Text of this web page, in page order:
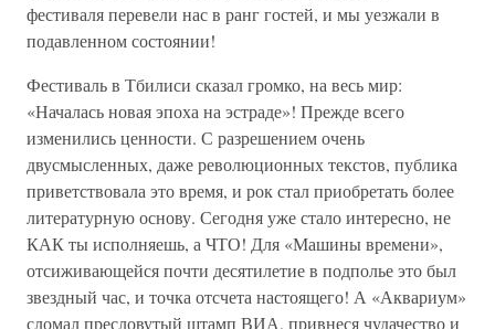
фестиваля перевели нас в ранг гостей, и мы уезжали в
подавленном состоянии!
Фестиваль в Тбилиси сказал громко, на весь мир:
«Началась новая эпоха на эстраде»! Прежде всего
изменились ценности. С разрешением очень
двусмысленных, даже революционных текстов, публика
приветствовала это время, и рок стал приобретать более
литературную основу. Сегодня уже стало интересно, не
КАК ты исполняешь, а ЧТО! Для «Машины времени»,
отсиживающейся почти десятилетие в подполье это был
звездный час, и точка отсчета настоящего! А «Аквариум»
сломал пресловутый штамп ВИА, привнеся чудачество и